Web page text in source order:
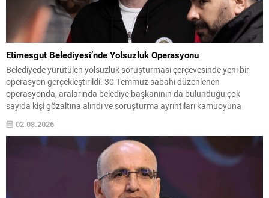
Etimesgut Belediyesi’nde Yolsuzluk Operasyonu
Belediyede yürütülen yolsuzluk soruşturması çerçevesinde yeni bir
operasyon gerçekleştirildi. 30 Temmuz sabahı düzenlenen
operasyonda, aralarında belediye başkanının da bulunduğu çok
sayıda kişi gözaltına alındı ve soruşturma ayrıntıları kamuoyuna
yansımaya başladı. Soruşturma kapsamında toplam 55 şüpheliden
42’sinin belediye personeli, 13’ünün ise firma yetkilisi olduğu bildirildi.
Gözaltına alınanlar arasında Etimesgut Belediye Başkanı...
02.08.2026